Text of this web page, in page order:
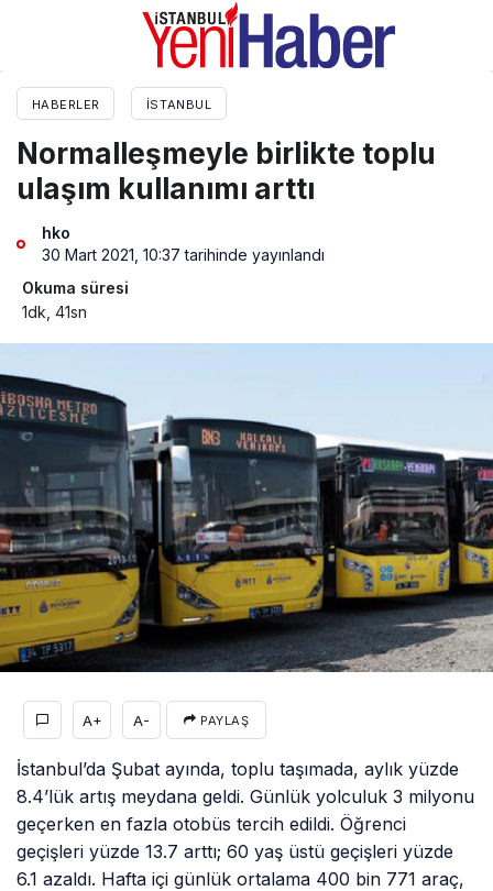
HABERLER İSTANBUL
Normalleşmeyle birlikte toplu
ulaşım kullanımı arttı
hko
30 Mart 2021, 10:37 tarihinde yayınlandı
Okuma süresi
1dk, 41sn
A+ A- PAYLAŞ
İstanbul’da Şubat ayında, toplu taşımada, aylık yüzde
8.4’lük artış meydana geldi. Günlük yolculuk 3 milyonu
geçerken en fazla otobüs tercih edildi. Öğrenci
geçişleri yüzde 13.7 arttı; 60 yaş üstü geçişleri yüzde
6.1 azaldı. Hafta içi günlük ortalama 400 bin 771 araç,